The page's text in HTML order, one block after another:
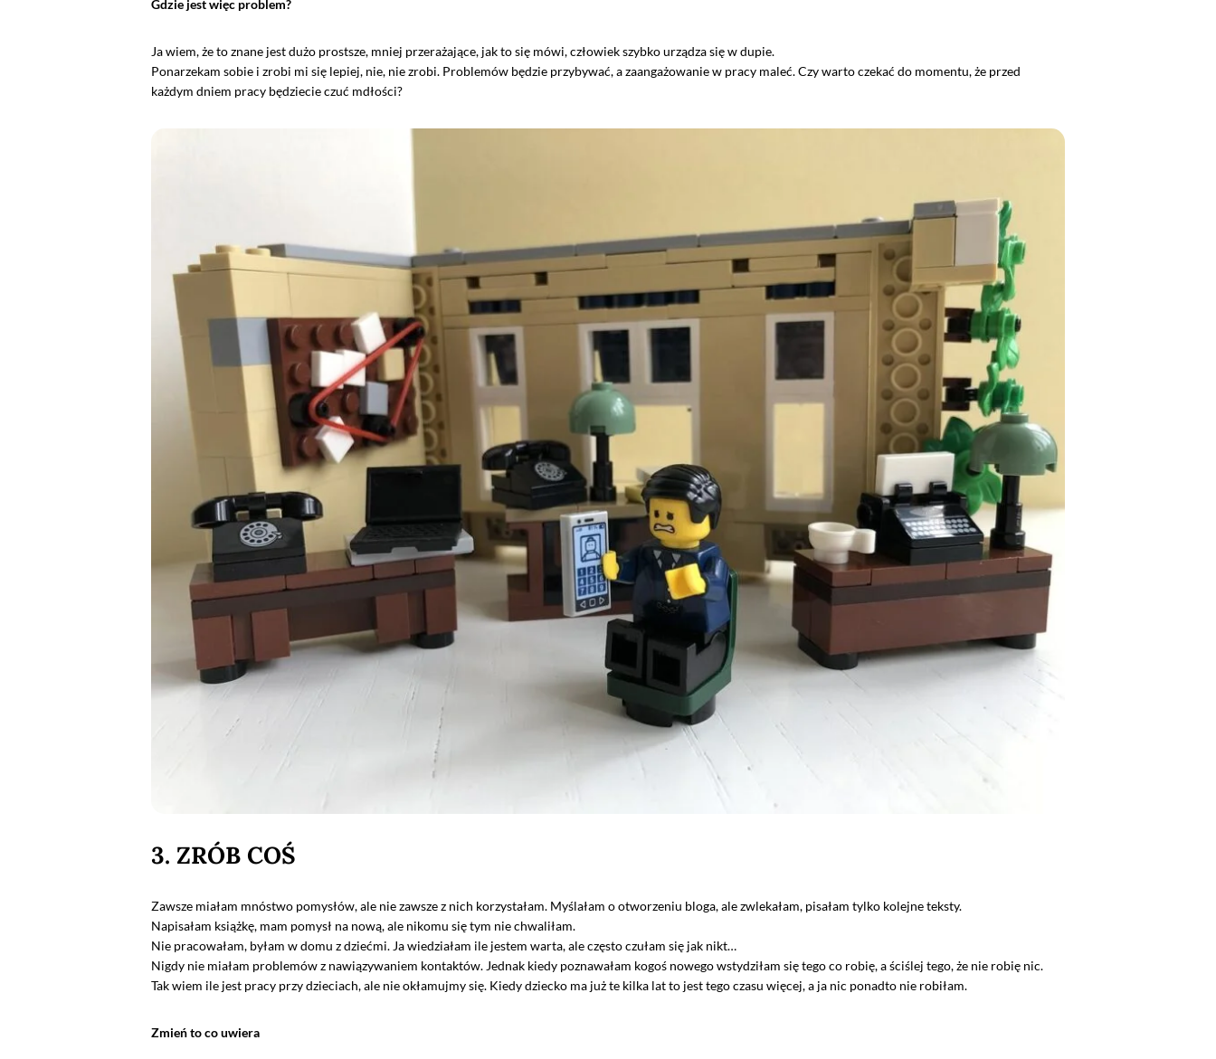
Gdzie jest więc problem?
Ja wiem, że to znane jest dużo prostsze, mniej przerażające, jak to się mówi, człowiek szybko urządza się w dupie.
Ponarzekam sobie i zrobi mi się lepiej, nie, nie zrobi. Problemów będzie przybywać, a zaangażowanie w pracy maleć. Czy warto czekać do momentu, że przed
każdym dniem pracy będziecie czuć mdłości?
3. ZRÓB COŚ
Zawsze miałam mnóstwo pomysłów, ale nie zawsze z nich korzystałam. Myślałam o otworzeniu bloga, ale zwlekałam, pisałam tylko kolejne teksty.
Napisałam książkę, mam pomysł na nową, ale nikomu się tym nie chwaliłam.
Nie pracowałam, byłam w domu z dziećmi. Ja wiedziałam ile jestem warta, ale często czułam się jak nikt…
Nigdy nie miałam problemów z nawiązywaniem kontaktów. Jednak kiedy poznawałam kogoś nowego wstydziłam się tego co robię, a ściślej tego, że nie robię nic.
Tak wiem ile jest pracy przy dzieciach, ale nie okłamujmy się. Kiedy dziecko ma już te kilka lat to jest tego czasu więcej, a ja nic ponadto nie robiłam.
Zmień to co uwiera